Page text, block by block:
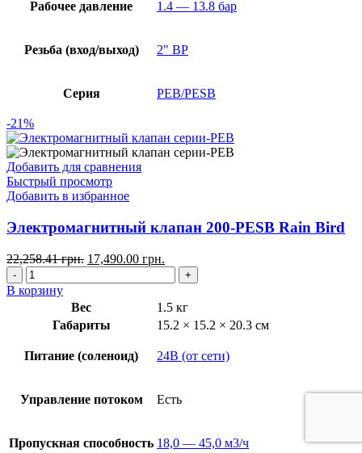
Рабочее давление 1.4 — 13.8 бар
Резьба (вход/выход) 2" ВР
Серия PEB/PESB
-21%
Добавить для сравнения
Быстрый просмотр
Добавить в избранное
Электромагнитный клапан 200-PESB Rain Bird
22,258.41грн. 17,490.00 грн.
В корзину
Вес
1.5 кг
Габариты
15.2 × 15.2 × 20.3 см
Питание (соленоид) 24В (от сети)
Управление потоком Есть
Пропускная способность 18,0 — 45,0 м3/ч